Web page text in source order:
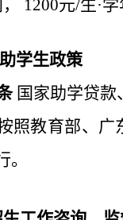
1200元/生·学
学生政策
国家助学贷
照教育部、广